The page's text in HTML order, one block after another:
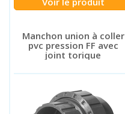
Manchon union à coller
pvc pression FF avec
joint torique